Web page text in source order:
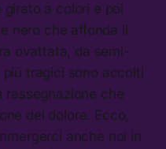
a colori e poi
nero che affonda il
ovattata, da semi-
tragici sono accolti
rassegnazione che
del dolore. Ecco,
anche noi in